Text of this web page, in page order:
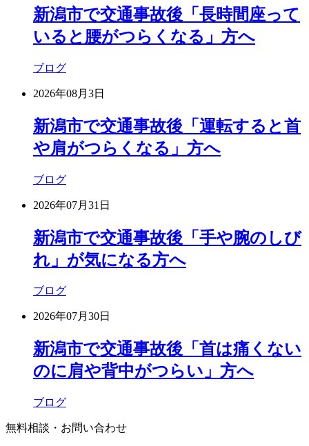
新潟市で交通事故後「長時間座って
いると腰がつらくなる」方へ
ブログ
2026年08月3日
新潟市で交通事故後「運転すると首
や肩がつらくなる」方へ
ブログ
2026年07月31日
新潟市で交通事故後「手や腕のしび
れ」が気になる方へ
ブログ
2026年07月30日
新潟市で交通事故後「首は痛くない
のに肩や背中がつらい」方へ
ブログ
無料相談・お問い合わせ